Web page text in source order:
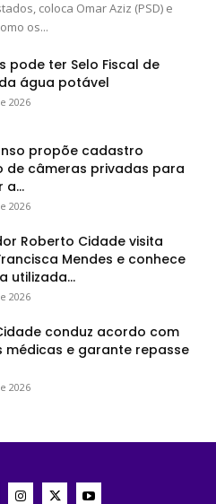
coloca Omar Aziz (PSD) e
os...
pode ter Selo Fiscal de
água potável
2026
propõe cadastro
de câmeras privadas para
a...
2026
Roberto Cidade visita
Mendes e conhece
utilizada...
2026
conduz acordo com
médicas e garante repasse
2026